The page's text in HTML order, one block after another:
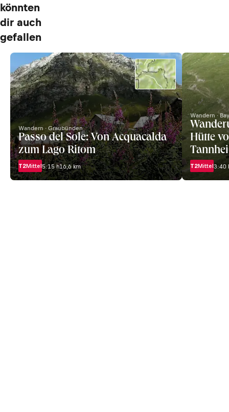
könnten
dir auch
gefallen
Wandern · Graubünden
Passo del Sole: Von Acquacalda
zum Lago Ritom
T2Mittel5:15 h16,6 km
Wandern ·
Hütte
T2Mittel3:40